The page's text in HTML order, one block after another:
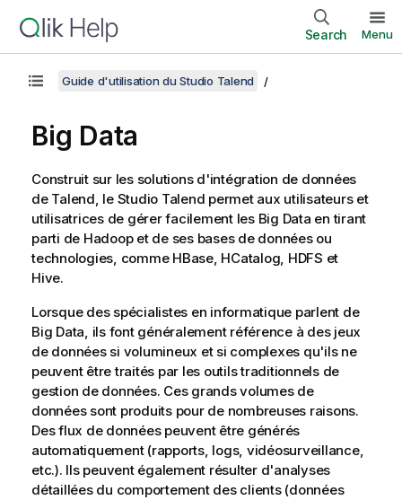
Search Menu
Guide d'utilisation du Studio Talend
Big Data
Construit sur les solutions d'intégration de données
de Talend, le Studio Talend permet aux utilisateurs et
utilisatrices de gérer facilement les Big Data en tirant
parti de Hadoop et de ses bases de données ou
technologies, comme HBase, HCatalog, HDFS et
Hive.
Lorsque des spécialistes en informatique parlent de
Big Data, ils font généralement référence à des jeux
de données si volumineux et si complexes qu'ils ne
peuvent être traités par les outils traditionnels de
gestion de données. Ces grands volumes de
données sont produits pour de nombreuses raisons.
Des flux de données peuvent être générés
automatiquement (rapports, logs, vidéosurveillance,
etc.). Ils peuvent également résulter d'analyses
détaillées du comportement des clients (données